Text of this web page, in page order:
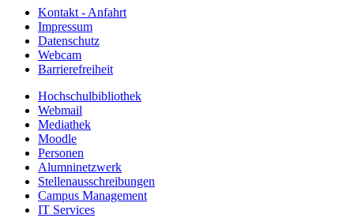
Kontakt - Anfahrt
Impressum
Datenschutz
Webcam
Barrierefreiheit
Hochschulbibliothek
Webmail
Mediathek
Moodle
Personen
Alumninetzwerk
Stellenausschreibungen
Campus Management
IT Services